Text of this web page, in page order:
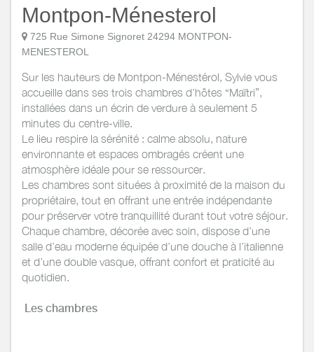
Montpon-Ménesterol
725 Rue Simone Signoret 24294 MONTPON-
MENESTEROL
Sur les hauteurs de Montpon-Ménestérol, Sylvie vous
accueille dans ses trois chambres d’hôtes “Maïtri”,
installées dans un écrin de verdure à seulement 5
minutes du centre-ville.
Le lieu respire la sérénité : calme absolu, nature
environnante et espaces ombragés créent une
atmosphère idéale pour se ressourcer.
Les chambres sont situées à proximité de la maison du
propriétaire, tout en offrant une entrée indépendante
pour préserver votre tranquillité durant tout votre séjour.
Chaque chambre, décorée avec soin, dispose d’une
salle d’eau moderne équipée d’une douche à l’italienne
et d’une double vasque, offrant confort et praticité au
quotidien.
Les chambres